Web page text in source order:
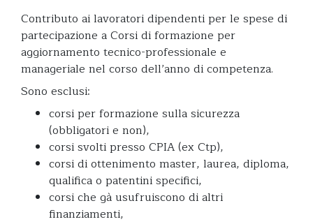
Contributo ai lavoratori dipendenti per le spese di
partecipazione a Corsi di formazione per
aggiornamento tecnico-professionale e
manageriale nel corso dell’anno di competenza.
Sono esclusi:
corsi per formazione sulla sicurezza
(obbligatori e non),
corsi svolti presso CPIA (ex Ctp),
corsi di ottenimento master, laurea, diploma,
qualifica o patentini specifici,
corsi che gà usufruiscono di altri
finanziamenti,